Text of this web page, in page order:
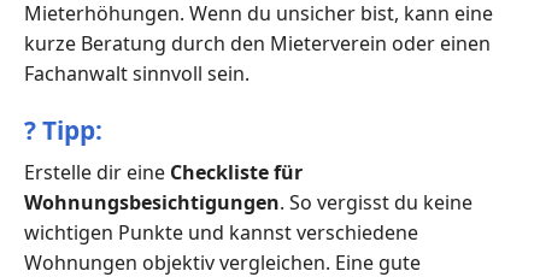
Mieterhöhungen. Wenn du unsicher bist, kann eine
kurze Beratung durch den Mieterverein oder einen
Fachanwalt sinnvoll sein.
?Tipp:
Erstelle dir eine Checkliste für
Wohnungsbesichtigungen. So vergisst du keine
wichtigen Punkte und kannst verschiedene
Wohnungen objektiv vergleichen. Eine gute